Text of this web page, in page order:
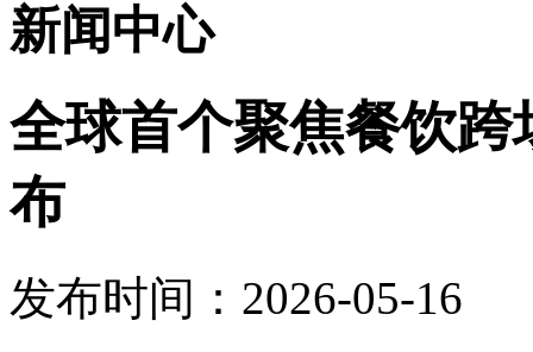
新闻中心
全球首个聚焦餐饮
布
发布时间：2026-05-16